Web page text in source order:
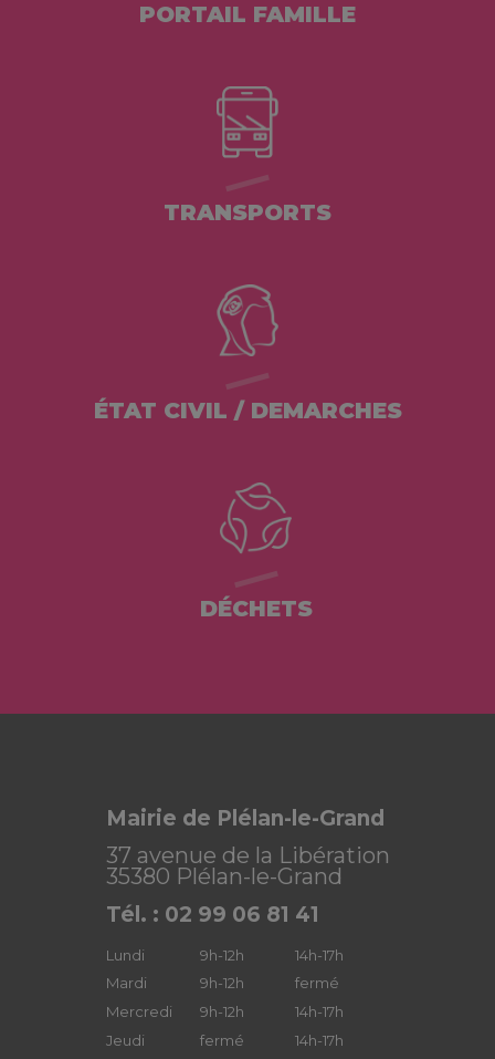
PORTAIL FAMILLE
TRANSPORTS
ÉTAT CIVIL / DEMARCHES
DÉCHETS
Mairie de Plélan-le-Grand
37 avenue de la Libération
35380 Plélan-le-Grand
Tél. : 02 99 06 81 41
Lundi 9h-12h
14h-17h
Mardi
9h-12h
fermé
Mercredi
9h-12h
14h-17h
Jeudi
fermé
14h-17h